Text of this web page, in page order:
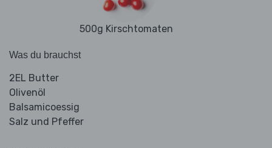
500g Kirschtomaten
Was du brauchst
2EL Butter
Olivenöl
Balsamicoessig
Salz und Pfeffer